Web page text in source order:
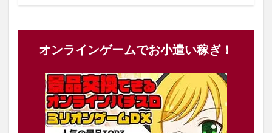
オンラインゲームでお小遣い稼ぎ！